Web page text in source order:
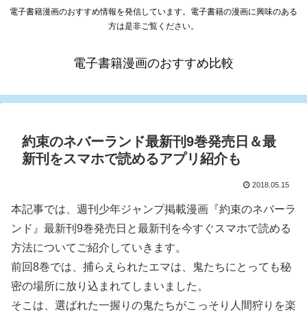
電子書籍漫画のおすすめ情報を発信しています。電子書籍の漫画に興味のある
方は是非ご覧ください。
電子書籍漫画のおすすめ比較
約束のネバーランド最新刊9巻発売日＆最
新刊をスマホで読めるアプリ紹介も
2018.05.15
本記事では、週刊少年ジャンプ掲載漫画『約束のネバーラ
ンド』最新刊9巻発売日と最新刊を今すぐスマホで読める
方法についてご紹介していきます。
前回8巻では、捕らえられたエマは、鬼たちにとっても秘
密の場所に放り込まれてしまいました。
そこは、選ばれた一握りの鬼たちがこっそり人間狩りを楽